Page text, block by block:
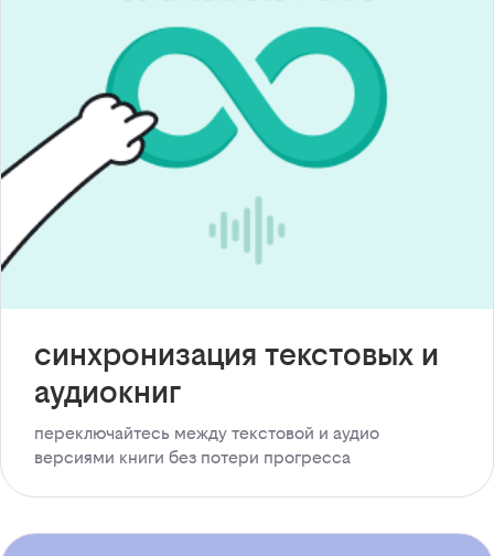
синхронизация текстовых и
аудиокниг
переключайтесь между текстовой и аудио
версиями книги без потери прогресса